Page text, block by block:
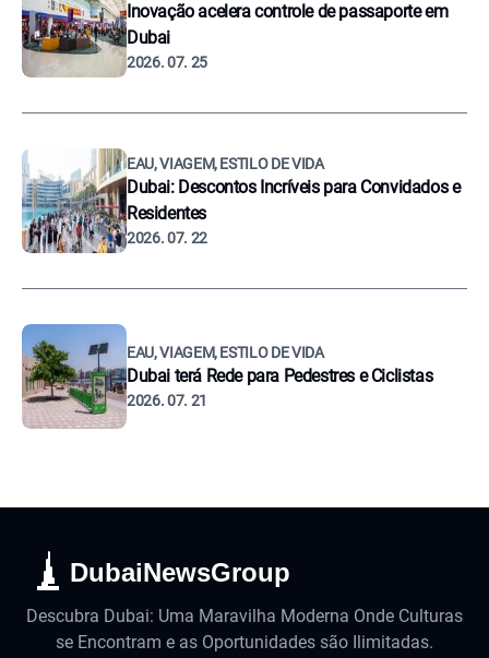
Inovação acelera controle de passaporte em
Dubai
2026. 07. 25
EAU, VIAGEM, ESTILO DE VIDA
Dubai: Descontos Incríveis para Convidados e
Residentes
2026. 07. 22
EAU, VIAGEM, ESTILO DE VIDA
Dubai terá Rede para Pedestres e Ciclistas
2026. 07. 21
DubaiNewsGroup
Descubra Dubai: Uma Maravilha Moderna Onde Culturas
se Encontram e as Oportunidades são Ilimitadas.